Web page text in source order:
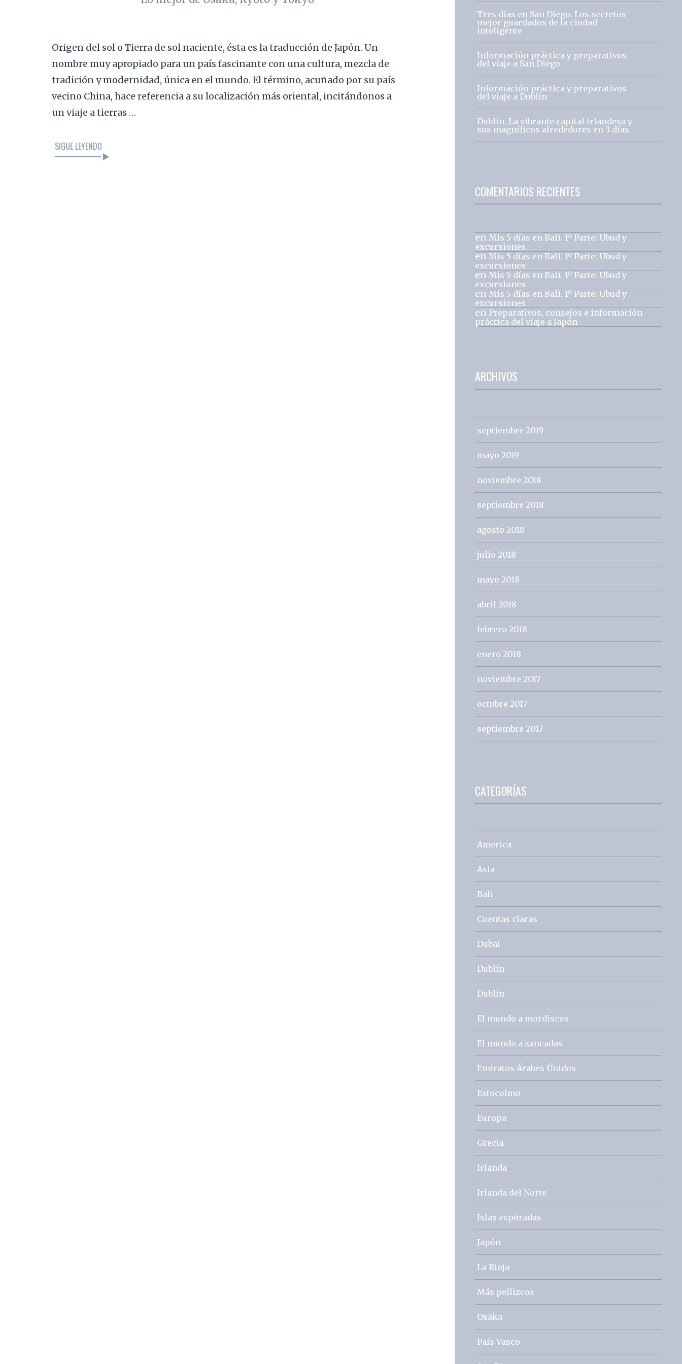
Origen del sol o Tierra de sol naciente, ésta es la traducción de Japón. Un
nombre muy apropiado para un país fascinante con una cultura, mezcla de
tradición y modernidad, única en el mundo. El término, acuñado por su país
vecino China, hace referencia a su localización más oriental, incitándonos a
un viaje a tierras …
SIGUE LEYENDO
Tres días en San Diego. Los secretos
mejor guardados de la ciudad
inteligente
Información práctica y preparativos
del viaje a San Diego
Información práctica y preparativos
del viaje a Dublín
Dublín. La vibrante capital irlandesa y
sus magníficos alrededores en 3 días
COMENTARIOS RECIENTES
en Mis 5 días en Bali. 1º Parte: Ubud y
excursiones
en Mis 5 días en Bali. 1º Parte: Ubud y
excursiones
en Mis 5 días en Bali. 1º Parte: Ubud y
excursiones
en Mis 5 días en Bali. 1º Parte: Ubud y
excursiones
en Preparativos, consejos e información
práctica del viaje a Japón
ARCHIVOS
septiembre 2019
mayo 2019
noviembre 2018
septiembre 2018
agosto 2018
julio 2018
mayo 2018
abril 2018
febrero 2018
enero 2018
noviembre 2017
octubre 2017
septiembre 2017
CATEGORÍAS
America
Asia
Bali
Cuentas claras
Dubai
Dublín
Dublín
El mundo a mordiscos
El mundo a zancadas
Emiratos Árabes Únidos
Estocolmo
Europa
Grecia
Irlanda
Irlanda del Norte
Islas espóradas
Japón
La Rioja
Más pellizcos
Osaka
País Vasco